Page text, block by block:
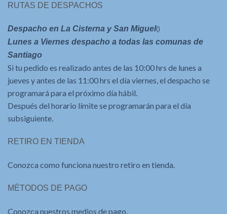
RUTAS DE DESPACHOS
Despacho en La Cisterna y San Miguel()
Lunes a Viernes despacho a todas las comunas de
Santiago
Si tu pedido es realizado antes de las 10:00 hrs de lunes a
jueves y antes de las 11:00 hrs el día viernes, el despacho se
programará para el próximo día hábil.
Después del horario límite se programarán para el día
subsiguiente.
RETIRO EN TIENDA
Conozca como funciona nuestro retiro en tienda.
MÉTODOS DE PAGO
Conozca nuestros medios de pago.